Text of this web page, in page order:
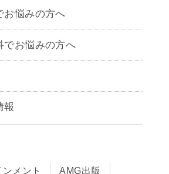
ン学科
お悩みの方へ
でお悩みの方へ
・AOエントリー
・各種制度
報
ー
メント
AMG出版